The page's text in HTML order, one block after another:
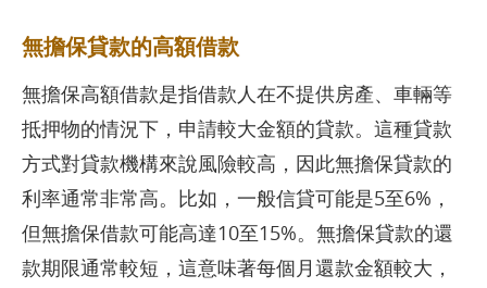
無擔保貸款的高額借款
無擔保高額借款是指借款人在不提供房產、車輛等
抵押物的情況下，申請較大金額的貸款。這種貸款
方式對貸款機構來說風險較高，因此無擔保貸款的
利率通常非常高。比如，一般信貸可能是5至6%，
但無擔保借款可能高達10至15%。無擔保貸款的還
款期限通常較短，這意味著每個月還款金額較大，